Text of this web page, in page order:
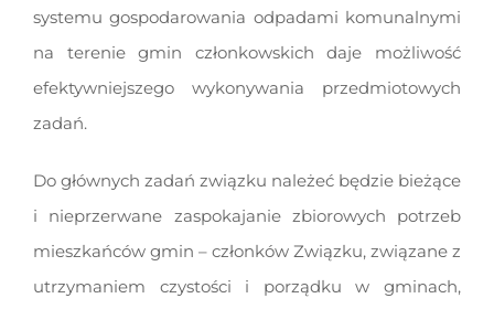
systemu gospodarowania odpadami komunalnymi
na terenie gmin członkowskich daje możliwość
efektywniejszego wykonywania przedmiotowych
zadań.
Do głównych zadań związku należeć będzie bieżące
i nieprzerwane zaspokajanie zbiorowych potrzeb
mieszkańców gmin – członków Związku, związane z
utrzymaniem czystości i porządku w gminach,